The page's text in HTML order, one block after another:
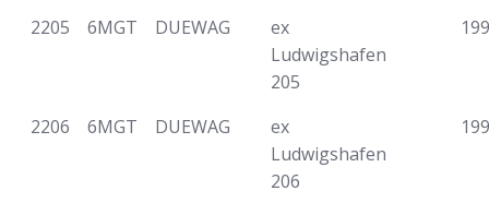
2205 6MGT DUEWAG
ex
Ludwigshafen
205
2206 6MGT DUEWAG
ex
Ludwigshafen
206